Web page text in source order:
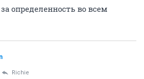
определенность во всем
Richie